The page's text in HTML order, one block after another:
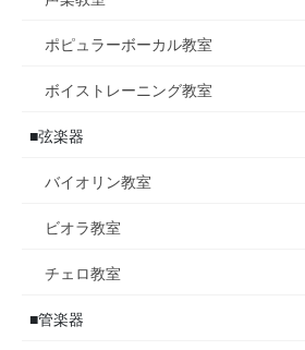
ポピュラーボーカル教室
ボイストレーニング教室
■弦楽器
バイオリン教室
ビオラ教室
チェロ教室
■管楽器